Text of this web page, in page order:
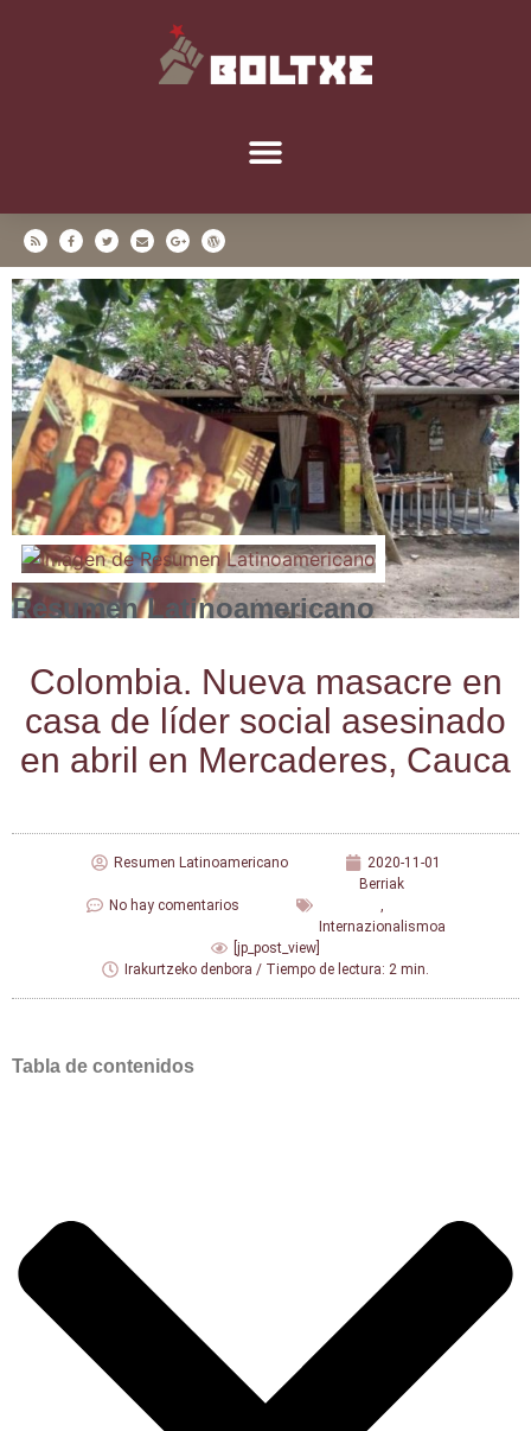
Resumen Latinoamericano
Colom­bia. Nue­va masa­cre en
casa de líder social ase­si­na­do
en abril en Mer­ca­de­res, Cauca
Resumen Latinoamericano 2020-11-01
No hay comentarios
Berriak
Internazionalismoa
[jp_post_view]
Irakurtzeko denbora / Tiempo de lectura: 2 min.
Tabla de contenidos